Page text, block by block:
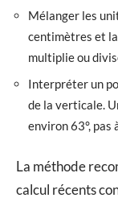
Mélanger les
centimètres et
multiplie ou
Interpréter un
de la verticale.
environ 63°, pas
La méthode
calcul récents